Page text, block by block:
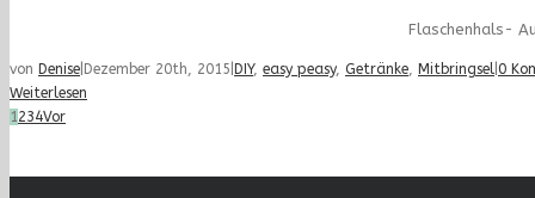
Flaschenhals-
von Denise Dezember 20th, 2015 DIY, easy peasy, Getränke, Mitbringsel 0
Weiterlesen
1234Vor